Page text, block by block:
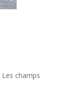
Les champs